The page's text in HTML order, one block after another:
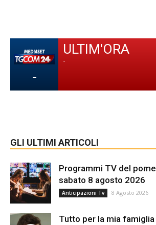
-
ULTIM'ORA
-
GLI ULTIMI ARTICOLI
Programmi TV del
sabato 8 agosto 2026
Anticipazioni Tv 8 Agosto 2026
Tutto per la mia